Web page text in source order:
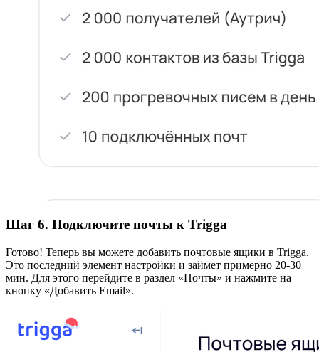
Шаг 6. Подключите почты к Trigga
Готово! Теперь вы можете добавить почтовые ящики в Trigga.
Это последний элемент настройки и займет примерно 20-30
мин. Для этого перейдите в раздел «‎Почты» и нажмите на
кнопку «Добавить Email».